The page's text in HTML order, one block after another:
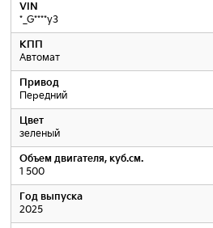
VIN
*_G****y3
КПП
Автомат
Привод
Передний
Цвет
зеленый
Объем двигателя, куб.см.
1 500
Год выпуска
2025